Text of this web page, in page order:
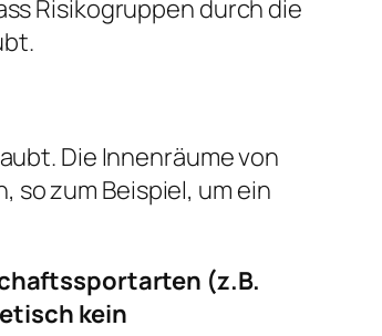
Risikogruppen durch die
Die Innenräume von
zum Beispiel, um ein
(z.B.
kein